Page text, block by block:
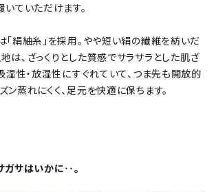
ていただけます。
「絹紬糸」を採用。やや短い絹の繊維を紡いだ
は、ざっくりとした質感でサラサラとした肌ざ
湿性・放湿性にすぐれていて、つま先も開放的
蒸れにくく、足元を快適に保ちます。
ガサはいかに‥。